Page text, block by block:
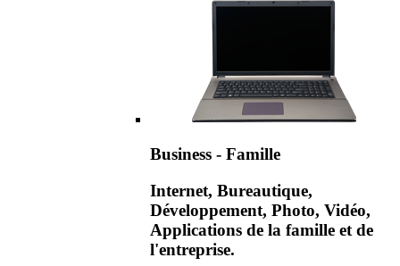
Business - Famille
Internet, Bureautique,
Développement, Photo, Vidéo,
Applications de la famille et de
l'entreprise.